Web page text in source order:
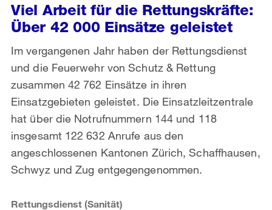
Viel Arbeit für die Rettungskräfte:
Über 42 000 Einsätze geleistet
Im vergangenen Jahr haben der Rettungsdienst
und die Feuerwehr von Schutz & Rettung
zusammen 42 762 Einsätze in ihren
Einsatzgebieten geleistet. Die Einsatzleitzentrale
hat über die Notrufnummern 144 und 118
insgesamt 122 632 Anrufe aus den
angeschlossenen Kantonen Zürich, Schaffhausen,
Schwyz und Zug entgegengenommen.
Rettungsdienst (Sanität)